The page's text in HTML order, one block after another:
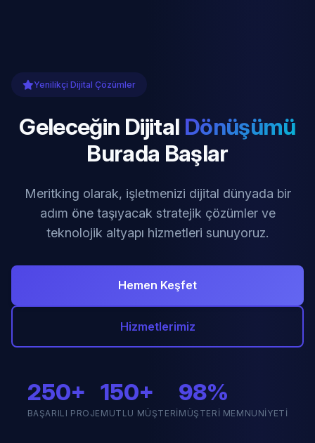
Yenilikçi Dijital Çözümler
Geleceğin Dijital Dönüşümü
Burada Başlar
Meritking olarak, işletmenizi dijital dünyada bir
adım öne taşıyacak stratejik çözümler ve
teknolojik altyapı hizmetleri sunuyoruz.
Hemen Keşfet
Hizmetlerimiz
250+
BAŞARILI PROJE
150+
MUTLU MÜŞTERI
98%
MÜŞTERI MEMNUNIYETI